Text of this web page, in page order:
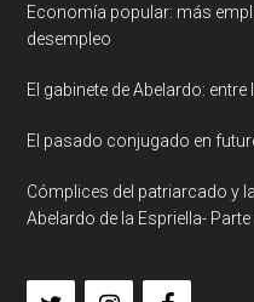
Economía popular: más
desempleo
El gabinete de Abelardo:
El pasado conjugado en
Cómplices del patriarcado y
Abelardo de la Espriella- Parte